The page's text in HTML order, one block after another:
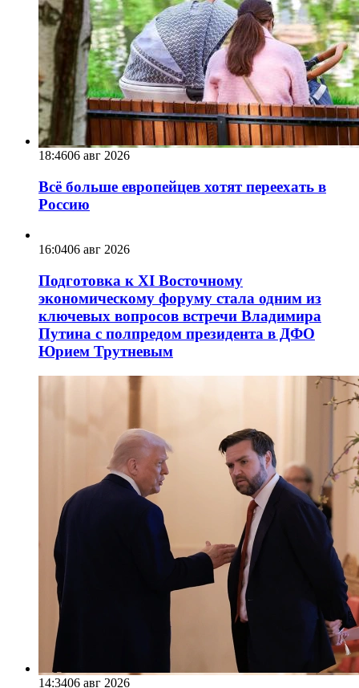
18:4606 авг 2026
Всё больше европейцев хотят переехать в
Россию
16:0406 авг 2026
Подготовка к XI Восточному
экономическому форуму стала одним из
ключевых вопросов встречи Владимира
Путина с полпредом президента в ДФО
Юрием Трутневым
14:3406 авг 2026